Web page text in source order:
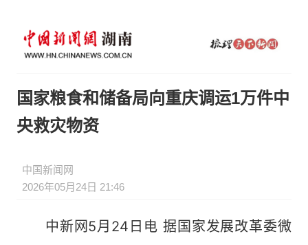
国家粮食和储备局向重庆调运1万件中
央救灾物资
中国新闻网
2026年05月24日 21:46
中新网5月24日电 据国家发展改革委微